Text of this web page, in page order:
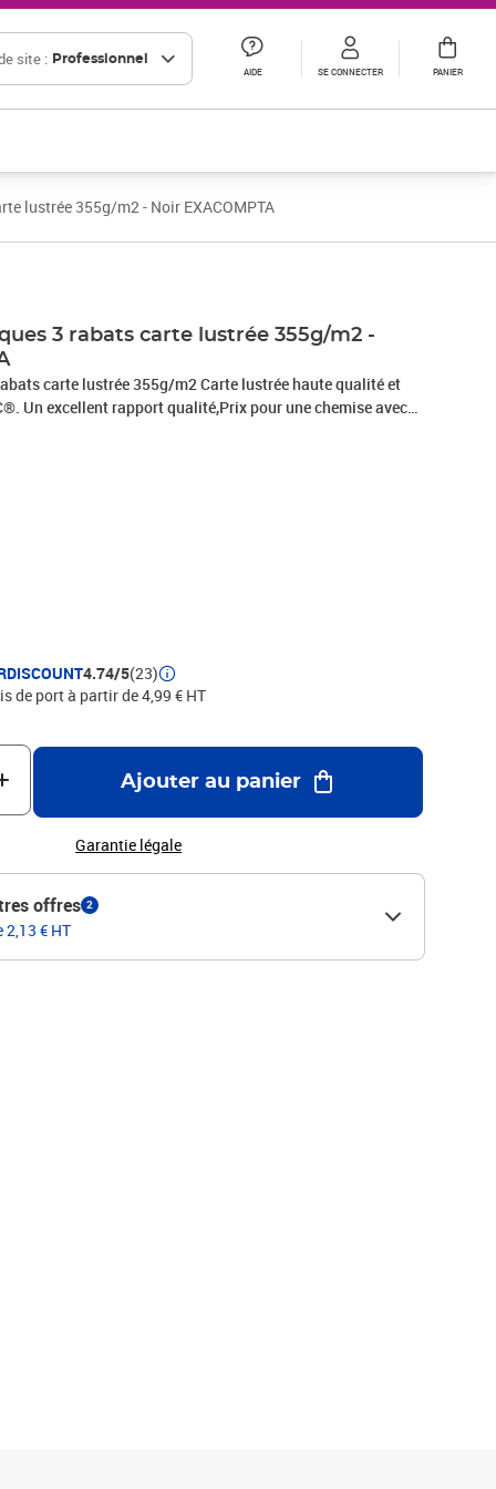
site : Professionnel
AIDE SE CONNECTER PANIER
lustrée 355g/m2 - Noir EXACOMPTA
3 rabats carte lustrée 355g/m2 -
carte lustrée 355g/m2 Carte lustrée haute qualité et
Un excellent rapport qualité,Prix pour une chemise avec
lot de 10. Fabrication 100% Française, matière comme
Exacompta-Clairefontaine.
4.74/5(23)
de port à partir de 4,99 € HT
Ajouter au panier
Garantie légale
offres 2
2,13 € HT